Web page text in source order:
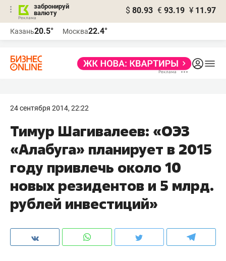
забронируй
валюту
$ 80.93 € 93.19 ¥ 11.97
Казань20.5° Москва22.4°
24 сентября 2014, 22:22
Тимур Шагивалеев: «ОЭЗ
«Алабуга» планирует в 2015
году привлечь около 10
новых резидентов и 5 млрд.
рублей инвестиций»